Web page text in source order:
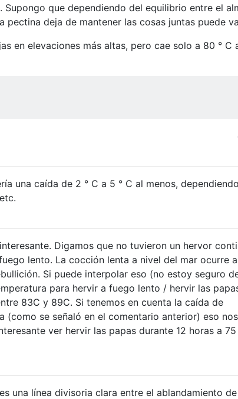
que dependiendo del equilibrio entre el
pectina deja de mantener las cosas juntas puede
en elevaciones más altas, pero cae solo a 80 ° C
una caída de 2 ° C a 5 ° C al menos,
Digamos que no tuvieron un hervor
lento. La cocción lenta a nivel del mar ocurre
Si puede interpolar eso (no estoy seguro
para hervir a fuego lento / hervir las
83C y 89C. Si tenemos en cuenta la caída de
(como se señaló en el comentario anterior) eso
ver hervir las papas durante 12 horas a 75
una línea divisoria clara entre el ablandamiento